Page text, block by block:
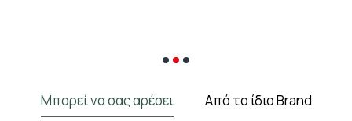
Μπορεί να σας αρέσει Από το ίδιο Brand